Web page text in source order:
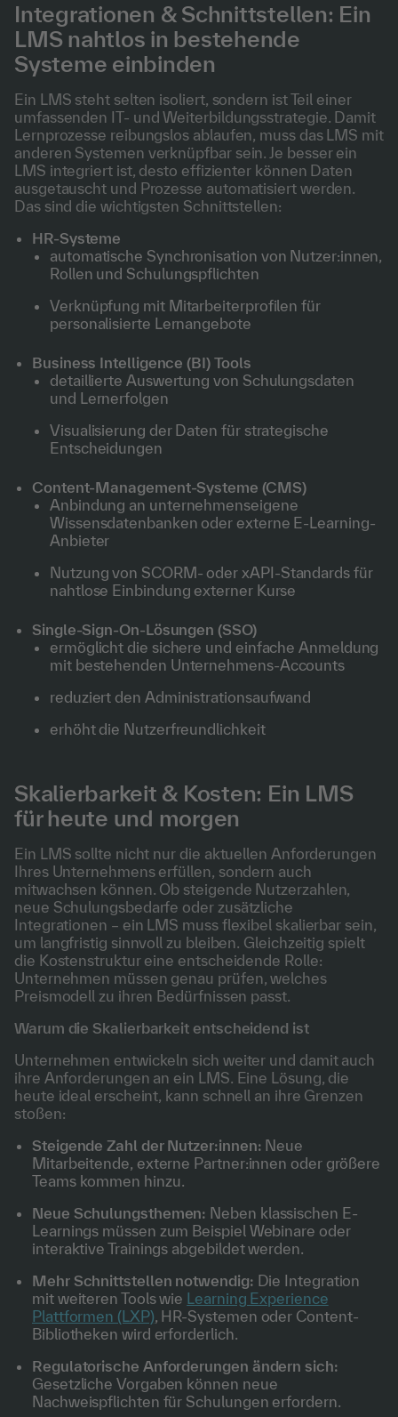
Integrationen & Schnittstellen: Ein
LMS nahtlos in bestehende
Systeme einbinden
Ein LMS steht selten isoliert, sondern ist Teil einer
umfassenden IT- und Weiterbildungsstrategie. Damit
Lernprozesse reibungslos ablaufen, muss das LMS mit
anderen Systemen verknüpfbar sein. Je besser ein
LMS integriert ist, desto effizienter können Daten
ausgetauscht und Prozesse automatisiert werden.
Das sind die wichtigsten Schnittstellen:
HR-Systeme
automatische Synchronisation von Nutzer:innen,
Rollen und Schulungspflichten
Verknüpfung mit Mitarbeiterprofilen für
personalisierte Lernangebote
Business Intelligence (BI) Tools
detaillierte Auswertung von Schulungsdaten
und Lernerfolgen
Visualisierung der Daten für strategische
Entscheidungen
Content-Management-Systeme (CMS)
Anbindung an unternehmenseigene
Wissensdatenbanken oder externe E-Learning-
Anbieter
Nutzung von SCORM- oder xAPI-Standards für
nahtlose Einbindung externer Kurse
Single-Sign-On-Lösungen (SSO)
ermöglicht die sichere und einfache Anmeldung
mit bestehenden Unternehmens-Accounts
reduziert den Administrationsaufwand
erhöht die Nutzerfreundlichkeit
Skalierbarkeit & Kosten: Ein LMS
für heute und morgen
Ein LMS sollte nicht nur die aktuellen Anforderungen
Ihres Unternehmens erfüllen, sondern auch
mitwachsen können. Ob steigende Nutzerzahlen,
neue Schulungsbedarfe oder zusätzliche
Integrationen – ein LMS muss flexibel skalierbar sein,
um langfristig sinnvoll zu bleiben. Gleichzeitig spielt
die Kostenstruktur eine entscheidende Rolle:
Unternehmen müssen genau prüfen, welches
Preismodell zu ihren Bedürfnissen passt.
Warum die Skalierbarkeit entscheidend ist
Unternehmen entwickeln sich weiter und damit auch
ihre Anforderungen an ein LMS. Eine Lösung, die
heute ideal erscheint, kann schnell an ihre Grenzen
stoßen:
Steigende Zahl der Nutzer:innen: Neue
Mitarbeitende, externe Partner:innen oder größere
Teams kommen hinzu.
Neue Schulungsthemen: Neben klassischen E-
Learnings müssen zum Beispiel Webinare oder
interaktive Trainings abgebildet werden.
Mehr Schnittstellen notwendig: Die Integration
mit weiteren Tools wie Learning Experience
Plattformen (LXP), HR-Systemen oder Content-
Bibliotheken wird erforderlich.
Regulatorische Anforderungen ändern sich:
Gesetzliche Vorgaben können neue
Nachweispflichten für Schulungen erfordern.